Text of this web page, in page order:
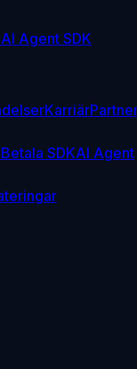
AI Agent SDK
Karriär
Betala SDKAI Agent